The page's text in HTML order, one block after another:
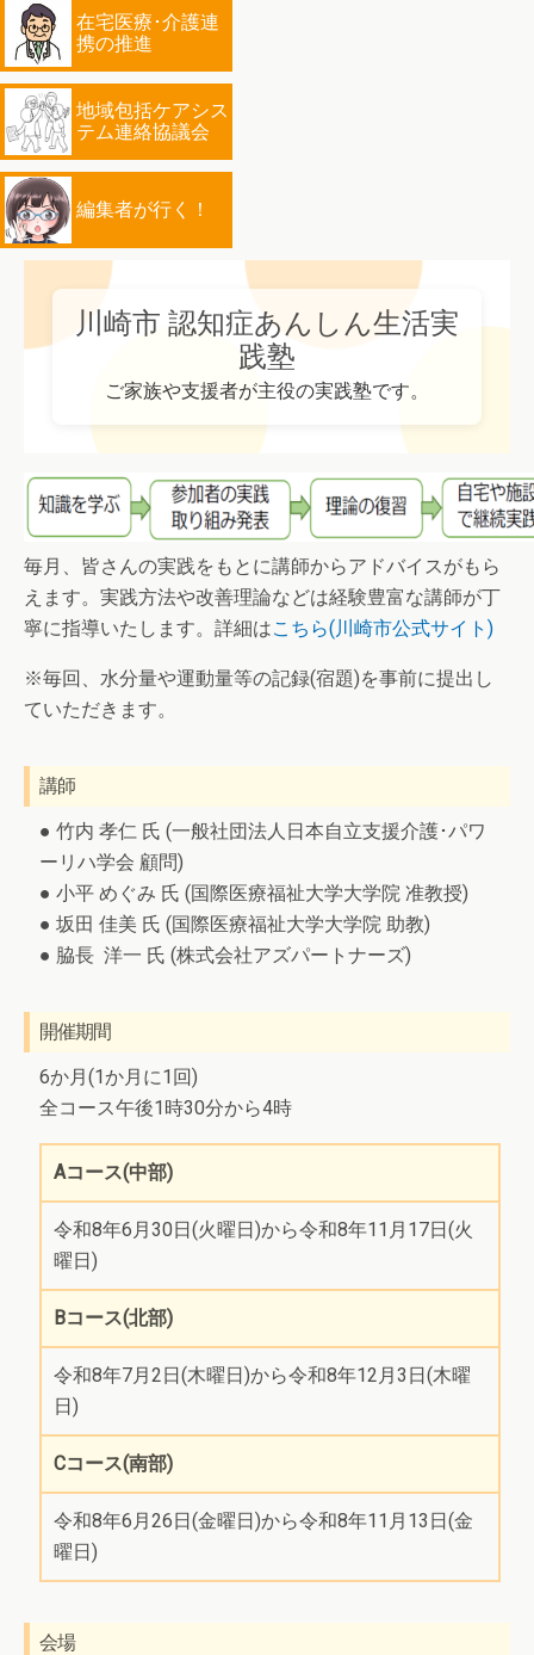
在宅医療･介護連
携の推進
地域包括ケアシス
テム連絡協議会
編集者が行く！
川崎市 認知症あんしん生活実
践塾
ご家族や支援者が主役の実践塾です。
毎月、皆さんの実践をもとに講師からアドバイスがもら
えます。実践方法や改善理論などは経験豊富な講師が丁
寧に指導いたします。詳細はこちら(川崎市公式サイト)
※毎回、水分量や運動量等の記録(宿題)を事前に提出し
ていただきます。
講師
● 竹内 孝仁 氏 (一般社団法人日本自立支援介護･パワ
ーリハ学会 顧問)
● 小平 めぐみ 氏 (国際医療福祉大学大学院 准教授)
● 坂田 佳美 氏 (国際医療福祉大学大学院 助教)
● 脇長 洋一 氏 (株式会社アズパートナーズ)
開催期間
6か月(1か月に1回)
全コース午後1時30分から4時
Aコース(中部)
令和8年6月30日(火曜日)から令和8年11月17日(火
曜日)
Bコース(北部)
令和8年7月2日(木曜日)から令和8年12月3日(木曜
日)
Cコース(南部)
令和8年6月26日(金曜日)から令和8年11月13日(金
曜日)
会場